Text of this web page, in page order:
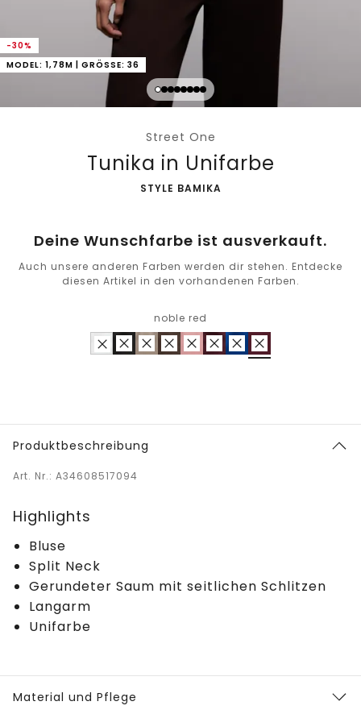
-30%
MODEL: 1,78M | GRÖSSE: 36
Street One
Tunika in Unifarbe
-
STYLE BAMIKA
Deine Wunschfarbe ist ausverkauft.
Auch unsere anderen Farben werden dir stehen. Entdecke
diesen Artikel in den vorhandenen Farben.
noble red
Produktbeschreibung
Art. Nr.: A34608517094
Highlights
Bluse
Split Neck
Gerundeter Saum mit seitlichen Schlitzen
Langarm
Unifarbe
Material und Pflege